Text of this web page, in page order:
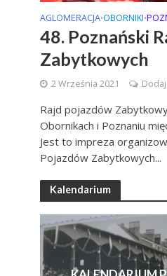
AGLOMERACJA•OBORNIKI•
48. Poznański
Zabytkowych
2 Września 2021
Rajd pojazdów
Obornikach i Poznaniu
Jest to impreza
Pojazdów Zabytkowych...
Kalendarium